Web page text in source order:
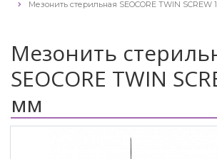
Мезонить стерильная SEOCORE TWIN SCREW
Мезонить
SEOCORE TWIN
мм